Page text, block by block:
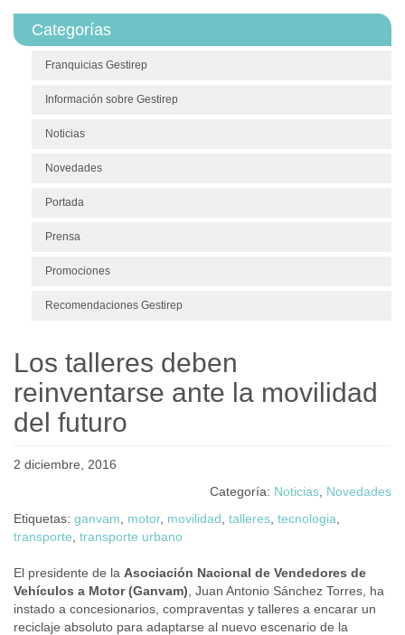
Categorías
Franquicias Gestirep
Información sobre Gestirep
Noticias
Novedades
Portada
Prensa
Promociones
Recomendaciones Gestirep
Los talleres deben
reinventarse ante la movilidad
del futuro
2 diciembre, 2016
Categoría: Noticias Novedades
Etiquetas: ganvam motor, movilidad talleres tecnologia
transporte transporte urbano
El presidente de la Asociación Nacional de Vendedores de
Vehículos a Motor (Ganvam) , Juan Antonio Sánchez Torres, ha
instado a concesionarios, compraventas y talleres a encarar un
reciclaje absoluto para adaptarse al nuevo escenario de la